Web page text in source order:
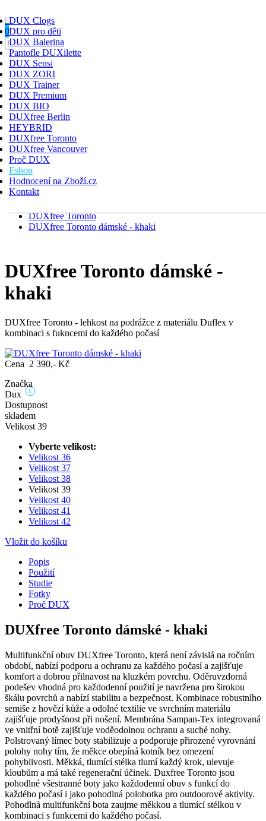
HLEDAT PŘIHLÁSIT
0
Toggle navigation
DUX Clogs
DUX pro děti
DUX Balerina
Pantofle DUXilette
DUX Sensi
DUX ZORI
DUX Trainer
DUX Premium
DUX BIO
DUXfree Berlin
HEYBRID
DUXfree Toronto
DUXfree Vancouver
Proč DUX
Eshop
Hodnocení na Zboží.cz
Kontakt
DUX Clogs
DUX pro děti
DUX Balerina
Pantofle DUXilette
DUX Sensi
DUX ZORI
DUX Trainer
DUX Premium
DUX BIO
DUXfree Berlin
HEYBRID
DUXfree Toronto
DUXfree Vancouver
Úvodní stránka
DUXfree Toronto
DUXfree Toronto dámské - khaki
DUXfree Toronto dámské -
khaki
DUXfree Toronto - lehkost na podrážce z materiálu Duflex v
kombinaci s fukncemi do každého počasí
Cena 2 390,- Kč
Značka
Dux
i
Dostupnost
skladem
Velikost 39
Vyberte velikost:
Velikost 36
Velikost 37
Velikost 38
Velikost 39
Velikost 40
Velikost 41
Velikost 42
Vložit do košíku
Popis
Použití
Studie
Fotky
Proč DUX
DUXfree Toronto dámské - khaki
Multifunkční obuv DUXfree Toronto, která není závislá na ročním
období, nabízí podporu a ochranu za každého počasí a zajišťuje
komfort a dobrou přilnavost na kluzkém povrchu. Oděruvzdorná
podešev vhodná pro každodenní použití je navržena pro širokou
škálu povrchů a nabízí stabilitu a bezpečnost. Kombinace robustního
semiše z hovězí kůže a odolné textilie ve svrchním materiálu
zajišťuje prodyšnost při nošení. Membrána Sampan-Tex integrovaná
ve vnitřní botě zajišťuje voděodolnou ochranu a suché nohy.
Polstrovaný límec boty stabilizuje a podporuje přirozené vyrovnání
polohy nohy tím, že měkce obepíná kotník bez omezení
pohyblivosti. Měkká, tlumící stélka tlumí každý krok, ulevuje
kloubům a má také regenerační účinek. Duxfree Toronto jsou
pohodlné všestranné boty jako každodenní obuv s funkcí do
každého počasí i jako pohodlná polobotka pro outdoorové aktivity.
Pohodlná multifunkční bota zaujme měkkou a tlumící stélkou v
kombinaci s funkcemi do každého počasí.